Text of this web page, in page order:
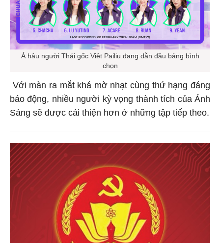
Á hậu người Thái gốc Việt Pailiu đang dẫn đầu bảng bình
chọn
Với màn ra mắt khá mờ nhạt cùng thứ hạng đáng
báo động, nhiều người kỳ vọng thành tích của Ánh
Sáng sẽ được cải thiện hơn ở những tập tiếp theo.